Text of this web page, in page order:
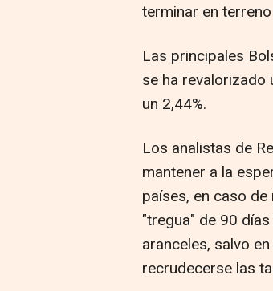
terminar en
Las principales
se ha revalorizado
un 2,44%.
Los analistas de
mantener a la
países, en caso
"tregua" de 90
aranceles, salvo
recrudecerse las